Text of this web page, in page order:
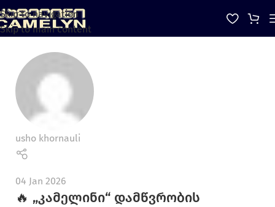
Skip to navigation
Skip to main content
usho khornauli
04 Jan 2026
🔥 „კამელინი“ დამწვრობის